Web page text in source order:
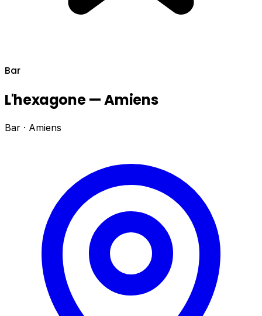
Bar
L'hexagone — Amiens
Bar · Amiens